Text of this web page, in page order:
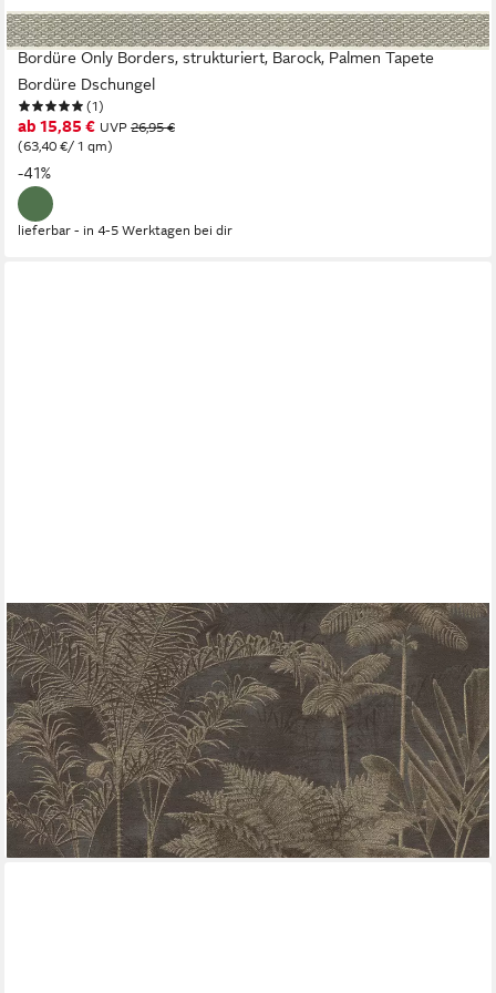
A.S. CRÉATION
Bordüre Only Borders, strukturiert, Barock, Palmen Tapete
Bordüre Dschungel
(1)
ab 15,85 € UVP 26,95 €
(63,40 €/ 1 qm)
-41%
lieferbar - in 4-5 Werktagen bei dir
RASCH
Vliestapete Palmen & Dschungel - Vinyltapete Schwarz Gold,
Floral, (1 Rolle, 1 St., 10,05 m x 0,53 m), gute Lichtbeständigkeit,
hoch waschbeständig, restlos abziehbar
23,99 €
UVP39,45 €
(4,50 €/ 1 qm)
-39%
lieferbar - in 2-3 Werktagen bei dir